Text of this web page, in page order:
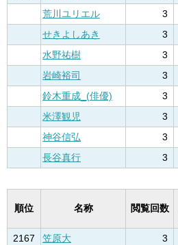
荒川ユリエル
3
せきよしあき
3
水野祐樹
3
岩崎裕司
3
鈴木重成_(俳優)
3
米澤観児
3
神谷信弘
3
長谷真行
3
順位 名称 閲覧回数
2167
笠原大 3